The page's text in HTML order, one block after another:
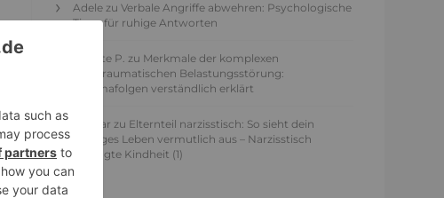
Adele zu Verbale Angriffe abwehren: Psychologische
Tipps für ruhige Antworten
Juliette P. zu Merkmale der komplexen
Posttraumatischen Belastungsstörung:
Traumafolgen verständlich erklärt
Ansgar zu Elternteil narzisstisch: So sieht dein
heutiges Leben vermutlich aus – Narzisstisch
geprägte Kindheit (1)